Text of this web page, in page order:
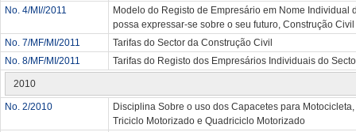
No. 4/MI//2011
Modelo do Registo de Empresário em Nome Individual
possa expressar-se sobre o seu futuro, Construção Civil
No. 7/MF/MI/2011
Tarifas do Sector da Construção Civil
No. 8/MF/MI/2011
Tarifas do Registo dos Empresários Individuais do
2010
No. 2/2010
Disciplina Sobre o uso dos Capacetes para
Triciclo Motorizado e Quadriciclo Motorizado